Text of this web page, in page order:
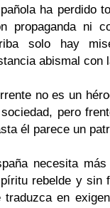
ha perdido
propaganda ni
solo hay
abismal con
no es un
pero
él parece un
necesita
rebelde y sin
traduzca en